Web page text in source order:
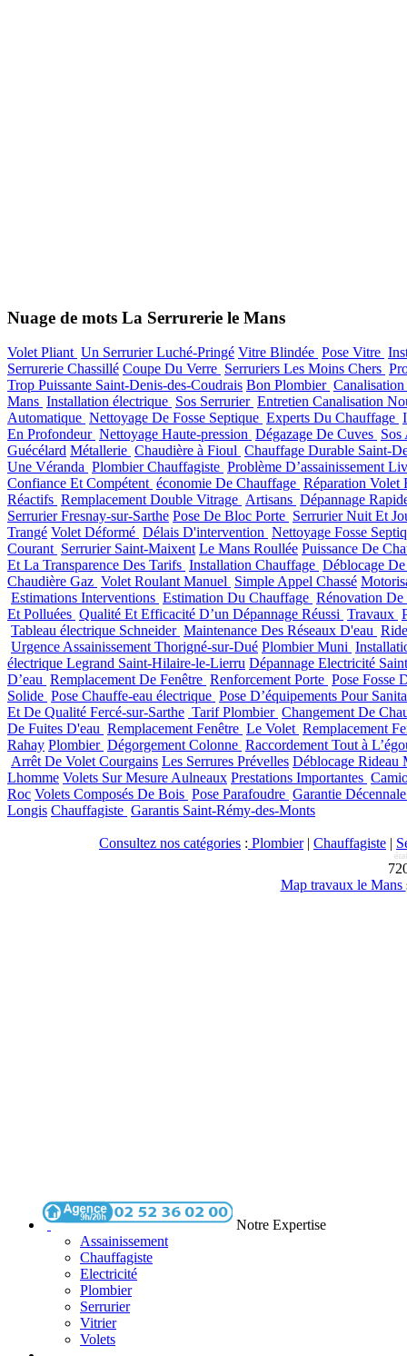
Notre Expertise
Assainissement
Chauffagiste
Electricité
Plombier
Serrurier
Vitrier
Volets
Nuage de mots La Serrurerie le Mans
Volet Pliant Un Serrurier Luché-Pringé Vitre Blindée Pose Vitre
Serrurerie Chassillé Coupe Du Verre Serruriers Les Moins Chers
Trop Puissante Saint-Denis-des-Coudrais Bon Plombier Canalisation
Mans Installation électrique Sos Serrurier Entretien Canalisation
Automatique Nettoyage De Fosse Septique Experts Du Chauffage
En Profondeur Nettoyage Haute-pression Dégazage De Cuves Sos
Guécélard Métallerie Chaudière à Fioul Chauffage Durable Saint-
Une Véranda Plombier Chauffagiste Problème D’assainissement
Confiance Et Compétent économie De Chauffage Réparation Volet
Réactifs Remplacement Double Vitrage Artisans Dépannage
Serrurier Fresnay-sur-Sarthe Pose De Bloc Porte Serrurier Nuit Et
Trangé Volet Déformé Délais D'intervention Nettoyage Fosse
Courant Serrurier Saint-Maixent Le Mans Roullée Puissance De
Et La Transparence Des Tarifs Installation Chauffage Déblocage
Chaudière Gaz Volet Roulant Manuel Simple Appel Chassé
Estimations Interventions Estimation Du Chauffage Rénovation
Et Polluées Qualité Et Efficacité D’un Dépannage Réussi Travaux
Tableau électrique Schneider Maintenance Des Réseaux D'eau
Urgence Assainissement Thorigné-sur-Dué Plombier Muni
électrique Legrand Saint-Hilaire-le-Lierru Dépannage Electricité
D’eau Remplacement De Fenêtre Renforcement Porte Pose Fosse
Solide Pose Chauffe-eau électrique Pose D’équipements Pour
Et De Qualité Fercé-sur-Sarthe Tarif Plombier Changement De
De Fuites D'eau Remplacement Fenêtre Le Volet Remplacement
Rahay Plombier Dégorgement Colonne Raccordement Tout à
Arrêt De Volet Courgains Les Serrures Prévelles Déblocage Rideau
Lhomme Volets Sur Mesure Aulneaux Prestations Importantes
Roc Volets Composés De Bois Pose Parafoudre Garantie
Longis Chauffagiste Garantis Saint-Rémy-des-Monts
Consultez nos catégories : Plombier| Chauffagiste |
Map travaux le Mans